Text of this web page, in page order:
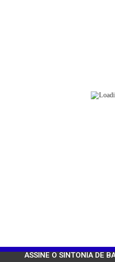
ASSINE O SINTONIA DE